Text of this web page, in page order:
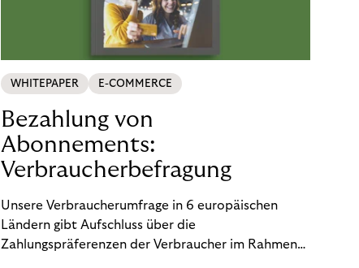
WHITEPAPER E-COMMERCE
Bezahlung von
Abonnements:
Verbraucherbefragung
Unsere Verbraucherumfrage in 6 europäischen
Ländern gibt Aufschluss über die
Zahlungspräferenzen der Verbraucher im Rahmen